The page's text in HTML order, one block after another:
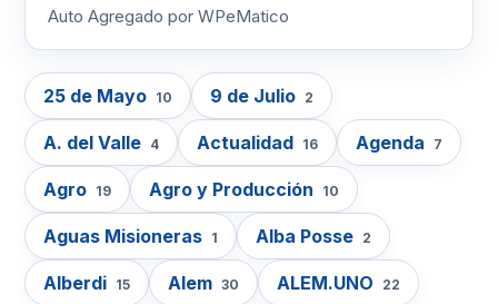
Auto Agregado por WPeMatico
25 de Mayo 10 9 de Julio 2
A. del Valle 4 Actualidad 16 Agenda 7
Agro 19 Agro y Producción 10
Aguas Misioneras 1 Alba Posse 2
Alberdi 15 Alem 30 ALEM.UNO 22